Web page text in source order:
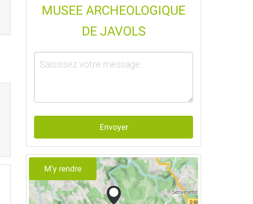
MUSEE ARCHEOLOGIQUE
DE JAVOLS
Envoyer
M'y rendre